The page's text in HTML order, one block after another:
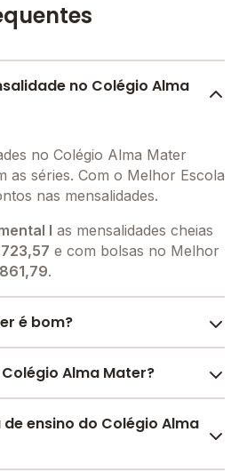
no Colégio Alma
no Colégio Alma Mater
as séries. Com o Melhor Escola
nas mensalidades.
I as mensalidades cheias
e com bolsas no Melhor
.
é bom?
é bem avaliado por pais, alunos
de
Alma Mater?
oferece toda a estrutura
e desenvolvimento
ensino do Colégio Alma